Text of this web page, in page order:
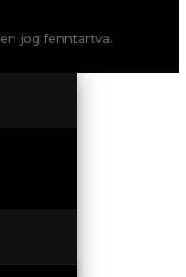
jog fenntartva.